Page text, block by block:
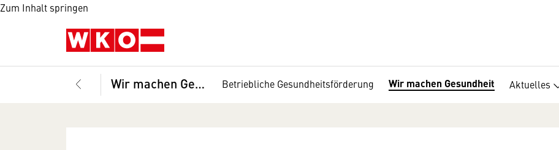
Zum Inhalt springen
Wir machen Gesundheit Betriebliche Gesundheitsförderung Wir machen Gesundheit Aktuelles